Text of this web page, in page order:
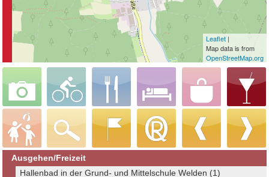
Leaflet|
Map data is from
OpenStreetMap.org
Ausgehen/Freizeit
Hallenbad in der Grund- und Mittelschule Welden (1)